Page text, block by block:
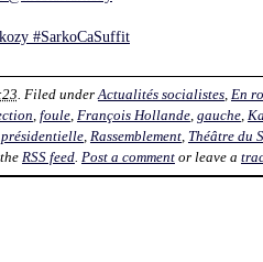
#SarkoCaSuffit
. Filed underActualités socialistes, En
, foule, François Hollande, gauche,
présidentielle, Rassemblement, Théâtre du
RSS feed. Post a commentor leave a